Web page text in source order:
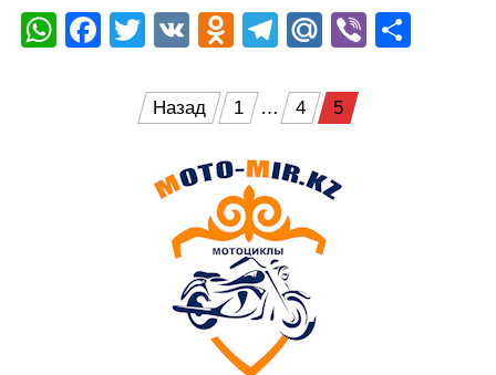
W
F
T
tt
er
V
O
n
o
kl
a
ss
ni
ki
T
e
gr
a
m
M
.R
u
Vi
Пагинация
Назад 1 … 4 5